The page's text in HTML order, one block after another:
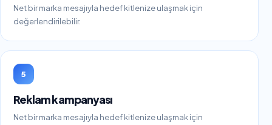
Net bir marka mesajıyla hedef kitlenize ulaşmak için
değerlendirilebilir.
5
Reklam kampanyası
Net bir marka mesajıyla hedef kitlenize ulaşmak için